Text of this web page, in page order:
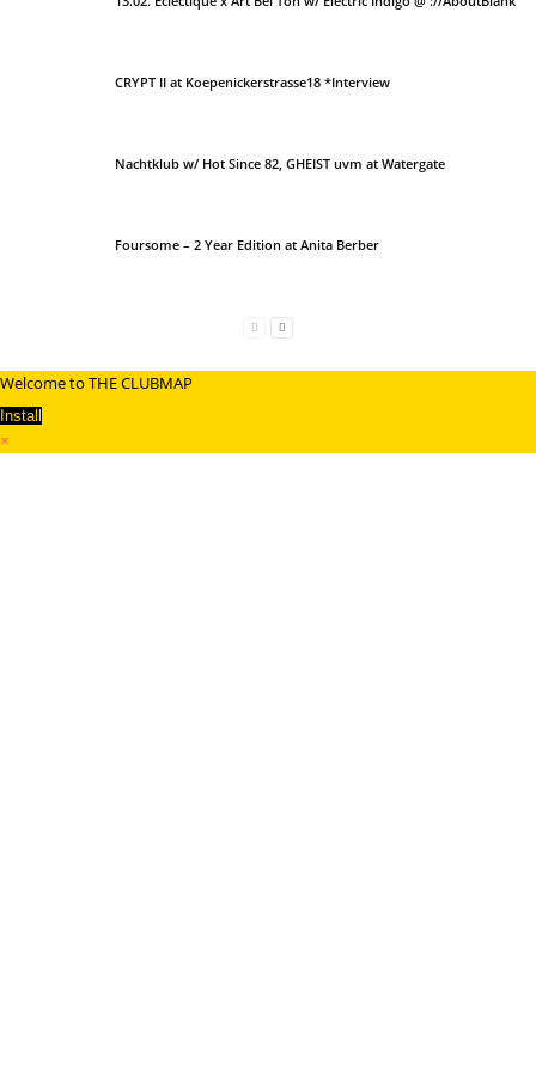
CRYPT II at Koepenickerstrasse18 *Interview
Nachtklub w/ Hot Since 82, GHEIST uvm at Watergate
Foursome – 2 Year Edition at Anita Berber
Welcome to THE CLUBMAP
Install
×